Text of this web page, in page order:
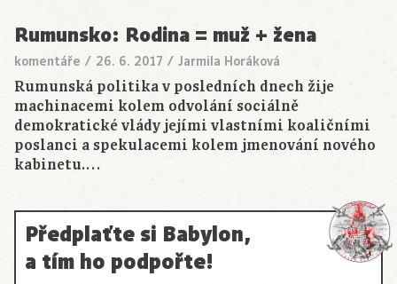
Rumunsko: Rodina = muž + žena
komentáře / 26. 6. 2017 / Jarmila Horáková
Rumunská politika v posledních dnech žije
machinacemi kolem odvolání sociálně
demokratické vlády jejími vlastními koaličními
poslanci a spekulacemi kolem jmenování nového
kabinetu.…
Předplaťte si Babylon,
a tím ho podpořte!